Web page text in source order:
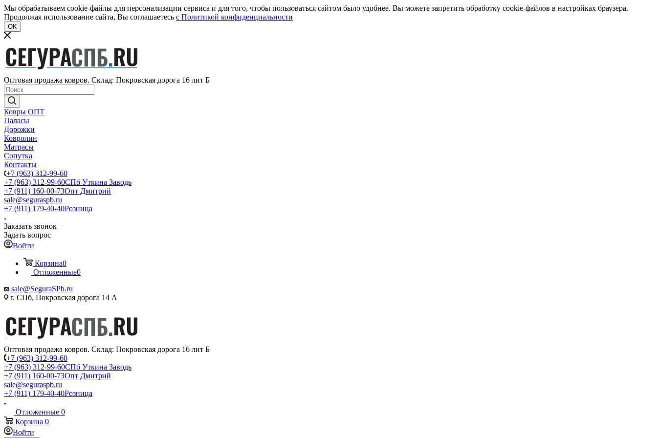
Мы обрабатываем cookie-файлы для персонализации сервиса и для того, чтобы пользоваться сайтом было удобнее. Вы можете запретить обработку cookie-файлов в настройках браузера.
Продолжая использование сайта, Вы соглашаетесь c Политикой конфиденциальности
OK
Оптовая продажа ковров. Склад: Покровская дорога 16 лит Б
Ковры ОПТ
Паласы
Дорожки
Ковролин
Матрасы
Сопутка
Контакты
+7 (963) 312-99-60
+7 (963) 312-99-60СПб Уткина Заводь
+7 (911) 160-00-73Опт Дмитрий
sale@seguraspb.ru
+7 (911) 179-40-40Розница
Заказать звонок
Задать вопрос
Войти
Корзина0
Отложенные0
sale@SeguraSPb.ru
г. СПб, Покровская дорога 14 А
Оптовая продажа ковров. Склад: Покровская дорога 16 лит Б
+7 (963) 312-99-60
+7 (963) 312-99-60СПб Уткина Заводь
+7 (911) 160-00-73Опт Дмитрий
sale@seguraspb.ru
+7 (911) 179-40-40Розница
Отложенные 0
Корзина 0
Войти